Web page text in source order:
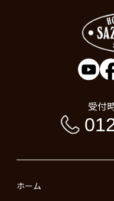
受付
ホーム